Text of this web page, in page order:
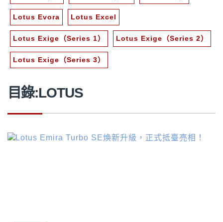
Lotus Evora Lotus Excel
Lotus Exige（Series 1） Lotus Exige（Series 2）
Lotus Exige（Series 3）
目錄:LOTUS